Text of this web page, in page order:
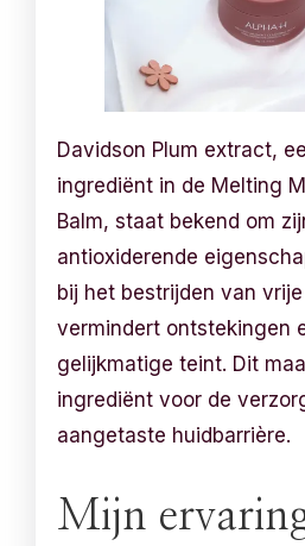
Davidson Plum extract,
ingrediënt in de Melting
Balm, staat bekend om
antioxiderende
bij het bestrijden van
vermindert ontstekingen
gelijkmatige teint. Dit
ingrediënt voor de
aangetaste huidbarrière.
Mijn